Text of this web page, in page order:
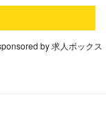
by 求人ボックス